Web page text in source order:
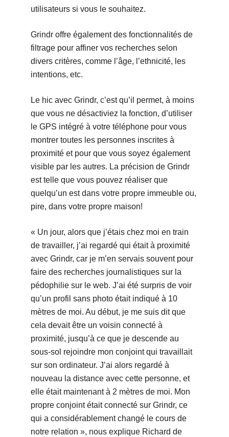
utilisateurs si vous le souhaitez.
Grindr offre également des fonctionnalités de
filtrage pour affiner vos recherches selon
divers critères, comme l’âge, l’ethnicité, les
intentions, etc.
Le hic avec Grindr, c’est qu’il permet, à moins
que vous ne désactiviez la fonction, d’utiliser
le GPS intégré à votre téléphone pour vous
montrer toutes les personnes inscrites à
proximité et pour que vous soyez également
visible par les autres. La précision de Grindr
est telle que vous pouvez réaliser que
quelqu’un est dans votre propre immeuble ou,
pire, dans votre propre maison!
« Un jour, alors que j’étais chez moi en train
de travailler, j’ai regardé qui était à proximité
avec Grindr, car je m’en servais souvent pour
faire des recherches journalistiques sur la
pédophilie sur le web. J’ai été surpris de voir
qu’un profil sans photo était indiqué à 10
mètres de moi. Au début, je me suis dit que
cela devait être un voisin connecté à
proximité, jusqu’à ce que je descende au
sous-sol rejoindre mon conjoint qui travaillait
sur son ordinateur. J’ai alors regardé à
nouveau la distance avec cette personne, et
elle était maintenant à 2 mètres de moi. Mon
propre conjoint était connecté sur Grindr, ce
qui a considérablement changé le cours de
notre relation », nous explique Richard de